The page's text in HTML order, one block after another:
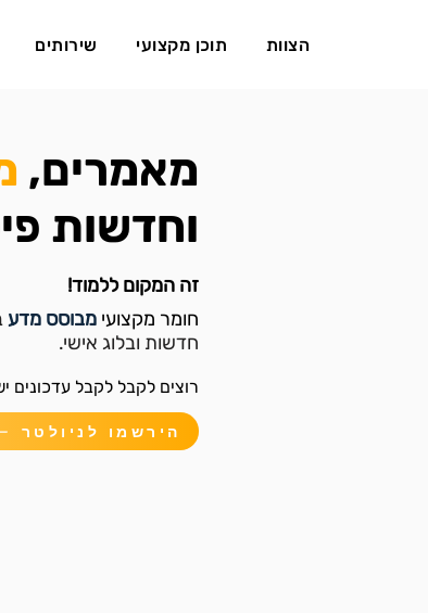
הצוות תוכן מקצועי שירותים
מאמרים,
וחדשות
זה המקום ללמוד!
חומר מקצועי מבוסס מדע
חדשות ובלוג אישי.
רוצים לקבל לקבל עדכונים
הירשמו לניולטר